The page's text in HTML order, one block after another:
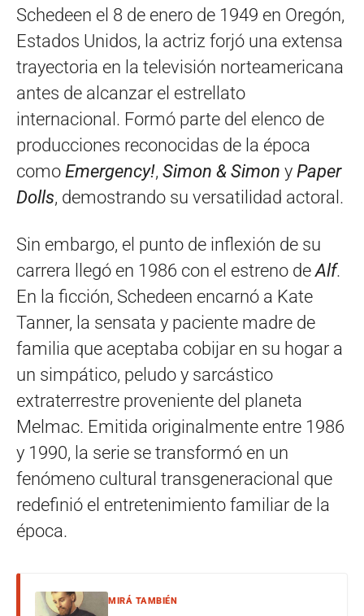
Schedeen el 8 de enero de 1949 en Oregón,
Estados Unidos, la actriz forjó una extensa
trayectoria en la televisión norteamericana
antes de alcanzar el estrellato
internacional. Formó parte del elenco de
producciones reconocidas de la época
como Emergency!, Simon & Simon y Paper
Dolls, demostrando su versatilidad actoral.
Sin embargo, el punto de inflexión de su
carrera llegó en 1986 con el estreno deAlf.
En la ficción, Schedeen encarnó a Kate
Tanner, la sensata y paciente madre de
familia que aceptaba cobijar en su hogar a
un simpático, peludo y sarcástico
extraterrestre proveniente del planeta
Melmac. Emitida originalmente entre 1986
y 1990, la serie se transformó en un
fenómeno cultural transgeneracional que
redefinió el entretenimiento familiar de la
época.
MIRÁ TAMBIÉN